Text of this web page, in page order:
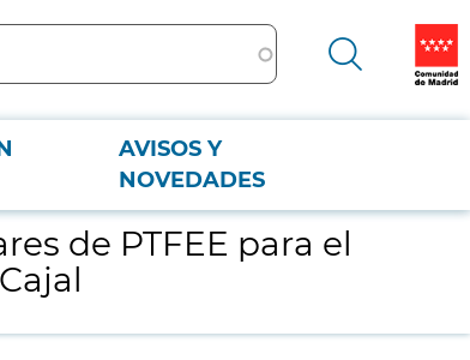
AVISOS Y
NOVEDADES
de PTFEE para el